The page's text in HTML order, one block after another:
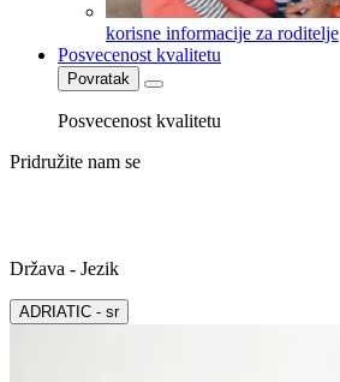
korisne informacije za roditelje
Posvecenost kvalitetu
Povratak
Posvecenost kvalitetu
Pridružite nam se
Država - Jezik
ADRIATIC - sr